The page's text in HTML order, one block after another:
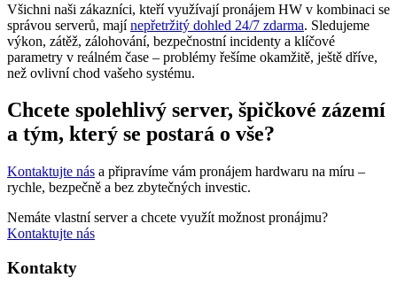
Všichni naši zákazníci, kteří využívají pronájem HW v kombinaci se
správou serverů, majínepřetržitý dohled 24/7 zdarma. Sledujeme
výkon, zátěž, zálohování, bezpečnostní incidenty a klíčové
parametry v reálném čase – problémy řešíme okamžitě, ještě dříve,
než ovlivní chod vašeho systému.
Chcete spolehlivý server, špičkové zázemí
a tým, který se postará o vše?
Kontaktujte nás a připravíme vám pronájem hardwaru na míru –
rychle, bezpečně a bez zbytečných investic.
Nemáte vlastní server a chcete využít možnost pronájmu?
Kontaktujte nás
Kontakty